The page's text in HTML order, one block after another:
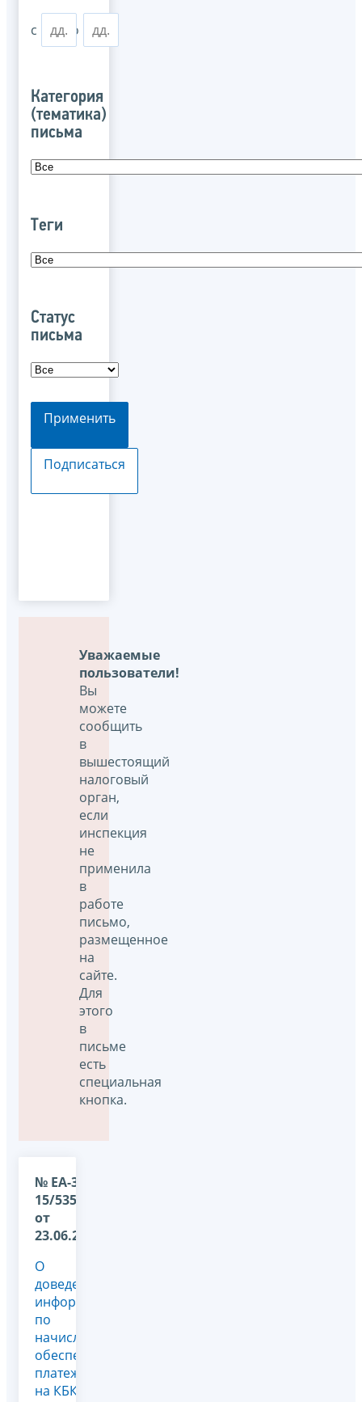
с по
Категория
(тематика)
письма
Теги
Статус
письма
Применить
Подписаться
Уважаемые
пользователи!
Вы
можете
сообщить
в
вышестоящий
налоговый
орган,
если
инспекция
не
применила
в
работе
письмо,
размещенное
на
сайте.
Для
этого
в
письме
есть
специальная
кнопка.
№ ЕА-36-
15/5355@
от
23.06.2026
О
доведении
информации
по
начислениям
обеспечительного
платежа
на КБК